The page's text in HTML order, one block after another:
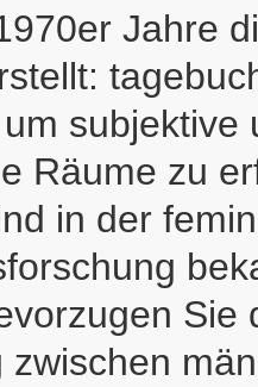
Jahre
subjektive
Räume zu
in der
Sie
zwischen